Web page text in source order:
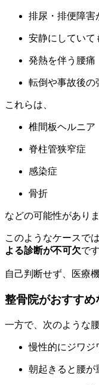
排尿・排便障害
安静にしていて
発熱を伴う腰痛
転倒や事故後の
これらは、
椎間板ヘルニア
脊柱管狭窄症
感染症
骨折
などの可能性がありま
このようなケースで
よる診断が不可欠です
自己判断せず、医療
整骨院がおすす
一方で、次のような
慢性的にジワジ
朝起きると腰が